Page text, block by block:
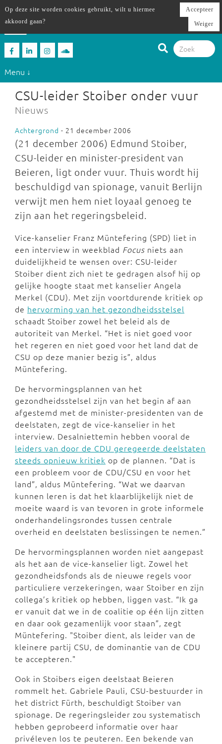
Menu ↓
CSU-leider Stoiber onder vuur
Nieuws
Achtergrond - 21 december 2006
(21 december 2006) Edmund Stoiber,
CSU-leider en minister-president van
Beieren, ligt onder vuur. Thuis wordt hij
beschuldigd van spionage, vanuit Berlijn
verwijt men hem niet loyaal genoeg te
zijn aan het regeringsbeleid.
Vice-kanselier Franz Müntefering (SPD) liet in
een interview in weekblad Focus niets aan
duidelijkheid te wensen over: CSU-leider
Stoiber dient zich niet te gedragen alsof hij op
gelijke hoogte staat met kanselier Angela
Merkel (CDU). Met zijn voortdurende kritiek op
de hervorming van het gezondheidsstelsel
schaadt Stoiber zowel het beleid als de
autoriteit van Merkel. “Het is niet goed voor
het regeren en niet goed voor het land dat de
CSU op deze manier bezig is”, aldus
Müntefering.
De hervormingsplannen van het
gezondheidsstelsel zijn van het begin af aan
afgestemd met de minister-presidenten van de
deelstaten, zegt de vice-kanselier in het
interview. Desalniettemin hebben vooral de
leiders van door de CDU geregeerde deelstaten
steeds opnieuw kritiek op de plannen. “Dat is
een probleem voor de CDU/CSU en voor het
land”, aldus Müntefering. “Wat we daarvan
kunnen leren is dat het klaarblijkelijk niet de
moeite waard is van tevoren in grote informele
onderhandelingsrondes tussen centrale
overheid en deelstaten beslissingen te nemen.”
De hervormingsplannen worden niet aangepast
als het aan de vice-kanselier ligt. Zowel het
gezondheidsfonds als de nieuwe regels voor
particuliere verzekeringen, waar Stoiber en zijn
collega’s kritiek op hebben, liggen vast. “Ik ga
er vanuit dat we in de coalitie op één lijn zitten
en daar ook gezamenlijk voor staan”, zegt
Müntefering. "Stoiber dient, als leider van de
kleinere partij CSU, de dominantie van de CDU
te accepteren."
Ook in Stoibers eigen deelstaat Beieren
rommelt het. Gabriele Pauli, CSU-bestuurder in
het district Fürth, beschuldigt Stoiber van
spionage. De regeringsleider zou systematisch
hebben geprobeerd informatie over haar
privéleven los te peuteren. Een bekende van
Op deze site worden cookies gebruikt, wilt u hiermee
akkoord gaan?
Accepteer
Weiger